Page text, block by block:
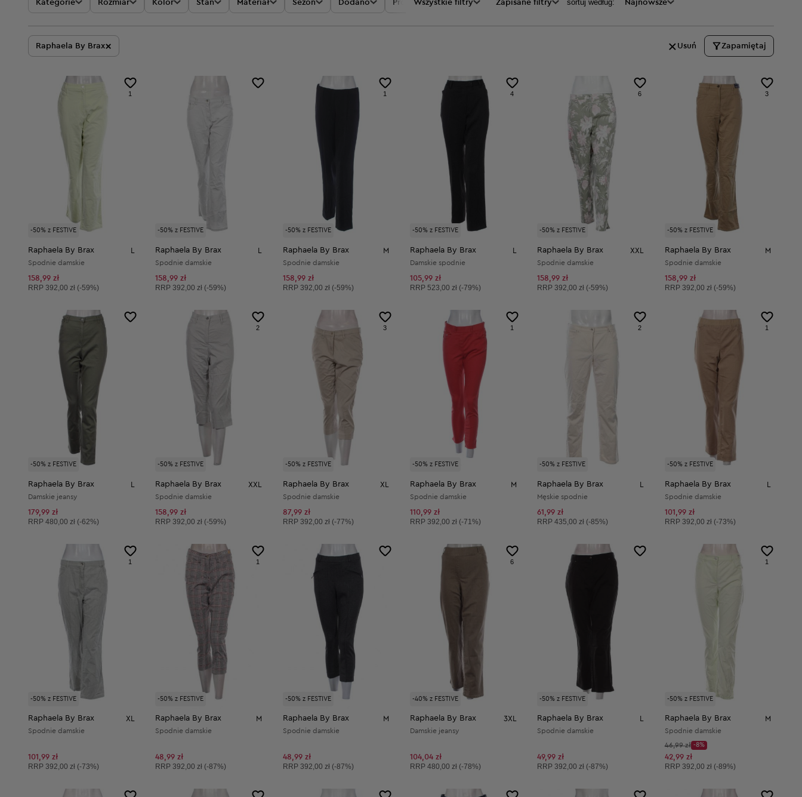
Kategorie Rozmiar Kolor Stan Materiał Sezon Dodano Promocje Cena
Wszystkie filtry Zapisane filtry sortuj według: Najnowsze
Raphaela By Brax× Usuń Zapamiętaj
-50% z FESTIVE
1
Raphaela By Brax
Spodnie damskie
158,99 zł
Cena sugerowana:
RRP 392,00 zł (-59%)
-50% z FESTIVE
Raphaela By Brax
Spodnie damskie
158,99 zł
Cena sugerowana:
RRP392,00 zł (-59%)
-50% z FESTIVE
1
Raphaela By Brax M
Spodnie damskie
158,99 zł
Cena sugerowana:
RRP 392,00 zł (-59%)
-50% z FESTIVE
4
Raphaela By Brax
Damskie spodnie
105,99 zł
Cena sugerowana:
RRP 523,00 zł (-79%)
-50% z FESTIVE
6
Raphaela By Brax XXL
Spodnie damskie
158,99 zł
Cena sugerowana:
RRP392,00 zł (-59%)
-50% z FESTIVE
3
Raphaela By Brax M
Spodnie damskie
158,99 zł
Cena sugerowana:
RRP 392,00 zł (-59%)
-50% z FESTIVE
Raphaela By Brax
Damskie jeansy
179,99 zł
Cena sugerowana:
RRP 480,00 zł (-62%)
-50% z FESTIVE
2
Raphaela By Brax XXL
Spodnie damskie
158,99 zł
Cena sugerowana:
RRP392,00 zł (-59%)
-50% z FESTIVE
3
Raphaela By Brax XL
Spodnie damskie
87,99 zł
Cena sugerowana:
RRP 392,00 zł (-77%)
-50% z FESTIVE
1
Raphaela By Brax M
Spodnie damskie
110,99 zł
Cena sugerowana:
RRP 392,00 zł (-71%)
-50% z FESTIVE
2
Raphaela By Brax
Męskie spodnie
61,99 zł
Cena sugerowana:
RRP435,00 zł (-85%)
-50% z FESTIVE
1
Raphaela By Brax
Spodnie damskie
101,99 zł
Cena sugerowana:
RRP 392,00 zł (-73%)
-50% z FESTIVE
1
Raphaela By Brax XL
Spodnie damskie
101,99 zł
Cena sugerowana:
RRP 392,00 zł (-73%)
-50% z FESTIVE
1
Raphaela By Brax M
Spodnie damskie
48,99 zł
Cena sugerowana:
RRP392,00 zł (-87%)
-50% z FESTIVE
Raphaela By Brax M
Spodnie damskie
48,99 zł
Cena sugerowana:
RRP 392,00 zł (-87%)
-40% z FESTIVE
6
Raphaela By Brax 3XL
Damskie jeansy
104,04 zł
Cena sugerowana:
RRP 480,00 zł (-78%)
-50% z FESTIVE
Raphaela By Brax
Spodnie damskie
49,99 zł
Cena sugerowana:
RRP392,00 zł (-87%)
-50% z FESTIVE
1
Raphaela By Brax M
Spodnie damskie
Cena początkowa:
46,99 zł
Discount Price:
-8%
Obniżona cena:
42,99 zł
Cena sugerowana:
RRP 392,00 zł (-89%)